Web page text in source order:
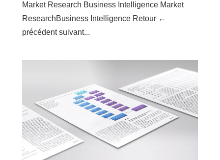
Market Research Business Intelligence Market
ResearchBusiness Intelligence Retour ←
précédent suivant...